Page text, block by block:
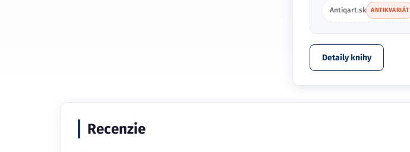
Antiqart.sk ANTIKVARIÁT
Detaily knihy
Recenzie